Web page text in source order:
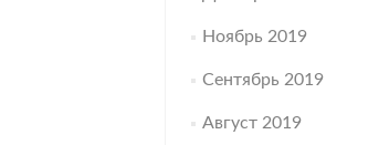
Ноябрь 2019
Сентябрь 2019
Август 2019